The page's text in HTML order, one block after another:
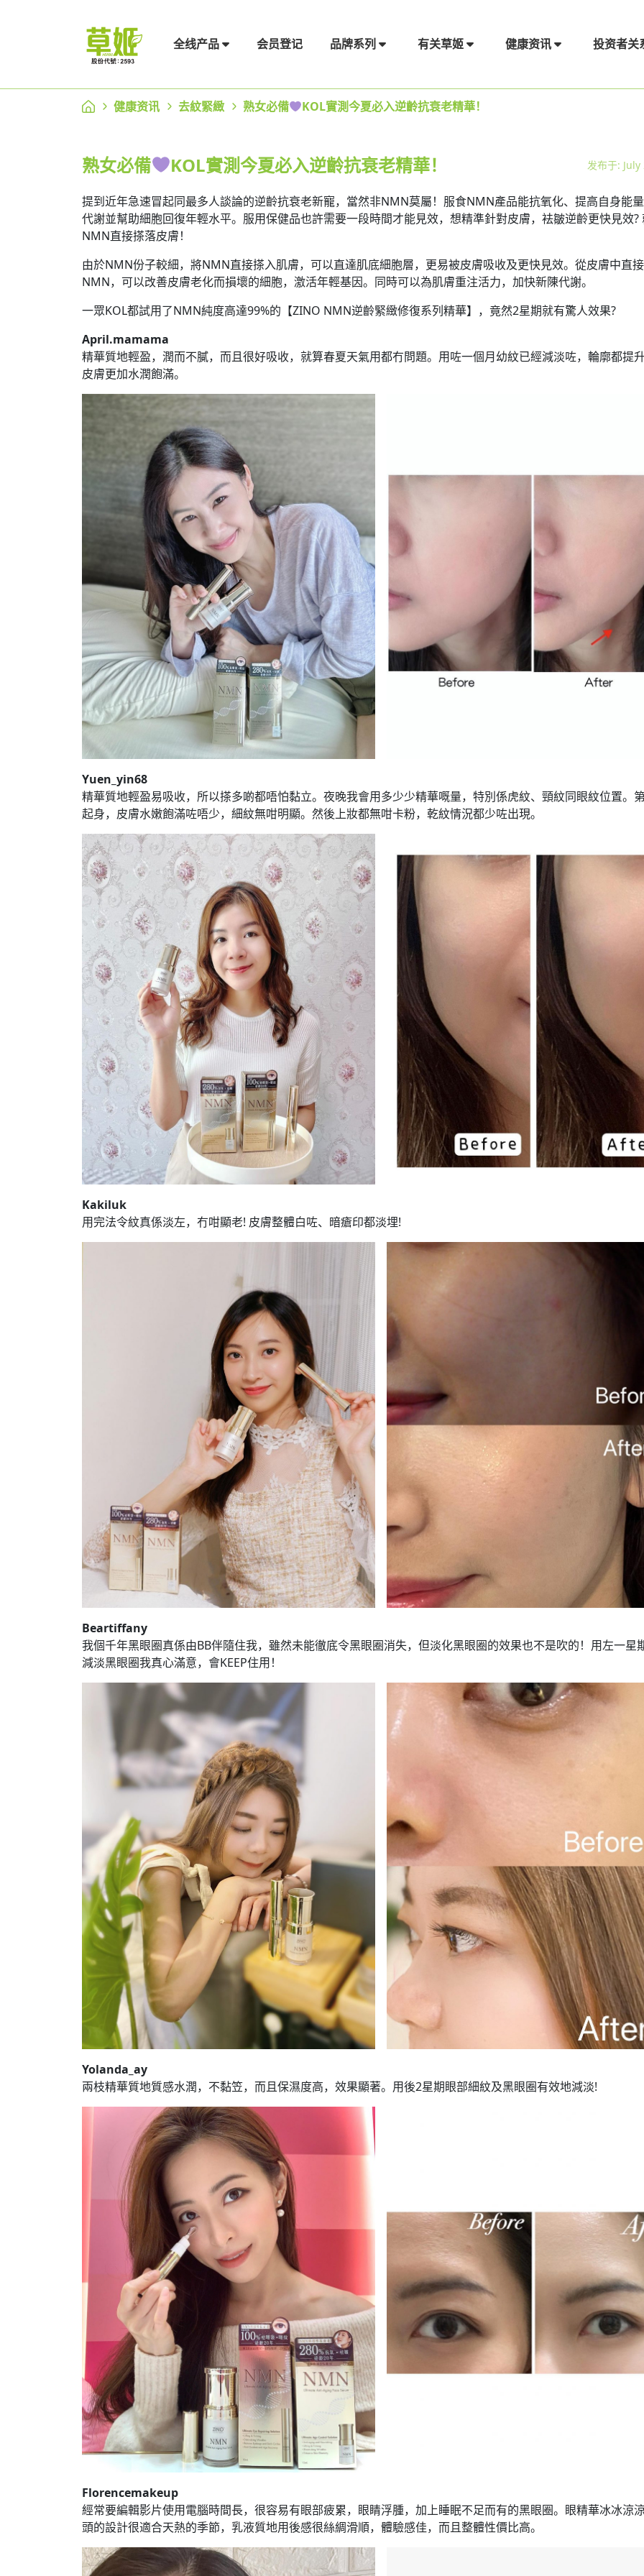
全线产品 会员登记 品牌系列 有关草姬 健康资讯 投资者
健康资讯 去紋緊緻 熟女必備 KOL實測今夏必入逆齡抗衰老精華！
熟女必備 KOL實測今夏必入逆齡抗衰老精華！ 发布于:
提到近年急速冒起同最多人談論的逆齡抗衰老新寵，當然非NMN莫屬！服食NMN產品能抗氧化、提高自身能
代謝並幫助細胞回復年輕水平。服用保健品也許需要一段時間才能見效，想精準針對皮膚，袪皺逆齡更快見效?
NMN直接搽落皮膚！
由於NMN份子較細，將NMN直接搽入肌膚，可以直達肌底細胞層，更易被皮膚吸收及更快見效。從皮膚中直
NMN，可以改善皮膚老化而損壞的細胞，激活年輕基因。同時可以為肌膚重注活力，加快新陳代謝。
一眾KOL都試用了NMN純度高達99%的【ZINO NMN逆齡緊緻修復系列精華】，竟然2星期就有驚人效果?
April.mamama
精華質地輕盈，潤而不膩，而且很好吸收，就算春夏天氣用都冇問題。用咗一個月幼紋已經減淡咗，輪廓都提
皮膚更加水潤飽滿。
Yuen_yin68
精華質地輕盈易吸收，所以搽多啲都唔怕黏立。夜晚我會用多少少精華嘅量，特別係虎紋、頸紋同眼紋位置。
起身，皮膚水嫩飽滿咗唔少，細紋無咁明顯。然後上妝都無咁卡粉，乾紋情況都少咗出現。
Kakiluk
用完法令紋真係淡左，冇咁顯老! 皮膚整體白咗、暗瘡印都淡埋!
Beartiffany
我個千年黑眼圈真係由BB伴隨住我，雖然未能徹底令黑眼圈消失，但淡化黑眼圈的效果也不是吹的！用左一星
減淡黑眼圈我真心滿意，會KEEP住用！
Yolanda_ay
兩枝精華質地質感水潤，不黏笠，而且保濕度高，效果顯著。用後2星期眼部細紋及黑眼圈有效地減淡!
Florencemakeup
經常要編輯影片使用電腦時間長，很容易有眼部疲累，眼睛浮腫，加上睡眠不足而有的黑眼圈。眼精華冰冰涼
頭的設計很適合天熱的季節，乳液質地用後感很絲綢滑順，體驗感佳，而且整體性價比高。